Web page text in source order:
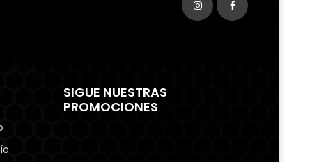
SIGUE NUESTRAS
PROMOCIONES